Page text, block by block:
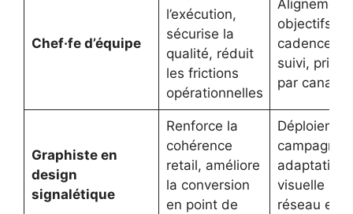
Chef·fe d’équipe
l’exécution,
sécurise la
qualité, réduit
les frictions
opérationnelles
Alignement
objectifs,
cadence de
suivi,
par canal
Graphiste en
design
signalétique
Renforce la
cohérence
retail, améliore
la conversion
en point de
adaptation
visuelle par
réseau et